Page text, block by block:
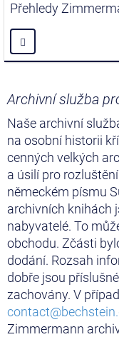
Přehledy
Archivní služba
Naše archivní
na osobní historii
cenných velkých
a úsilí pro
německém písmu
archivních knihách
nabyvatelé. To
obchodu. Zčásti
dodání. Rozsah
dobře jsou
zachovány. V
Zimmermann